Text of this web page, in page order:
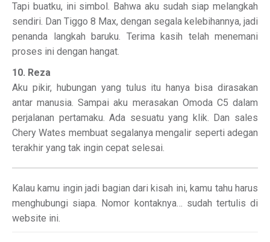
Tapi buatku, ini simbol. Bahwa aku sudah siap melangkah
sendiri. Dan Tiggo 8 Max, dengan segala kelebihannya, jadi
penanda langkah baruku. Terima kasih telah menemani
proses ini dengan hangat.
10. Reza
Aku pikir, hubungan yang tulus itu hanya bisa dirasakan
antar manusia. Sampai aku merasakan Omoda C5 dalam
perjalanan pertamaku. Ada sesuatu yang klik. Dan sales
Chery Wates membuat segalanya mengalir seperti adegan
terakhir yang tak ingin cepat selesai.
Kalau kamu ingin jadi bagian dari kisah ini, kamu tahu harus
menghubungi siapa. Nomor kontaknya… sudah tertulis di
website ini.